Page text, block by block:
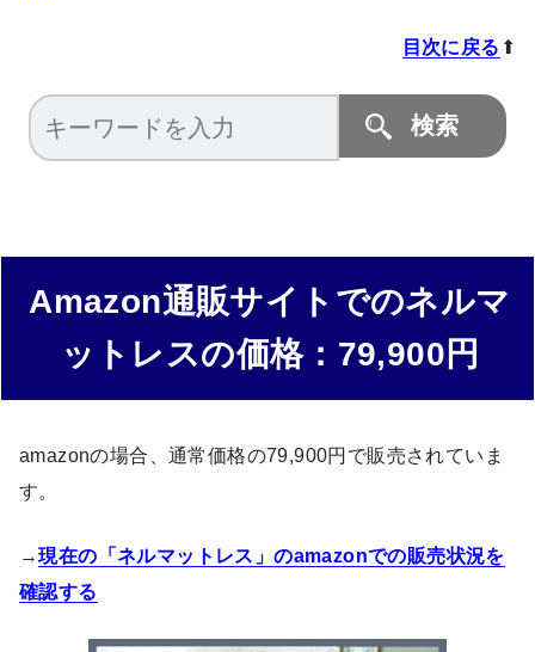
目次に戻る ⬆
Amazon通販サイトでのネルマ
ットレスの価格：79,900円
amazonの場合、通常価格の79,900円で販売されていま
す。
→現在の「ネルマットレス」のamazonでの販売状況を
確認する